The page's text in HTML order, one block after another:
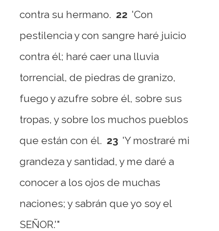
contra su hermano. 22 'Con
pestilencia y con sangre haré juicio
contra él; haré caer una lluvia
torrencial, de piedras de granizo,
fuego y azufre sobre él, sobre sus
tropas, y sobre los muchos pueblos
que están con él. 23 'Y mostraré mi
grandeza y santidad, y me daré a
conocer a los ojos de muchas
naciones; y sabrán que yo soy el
SEÑOR.'"